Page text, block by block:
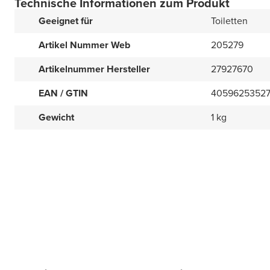
Geeignet für
Toiletten
Artikel Nummer Web
205279
Artikelnummer Hersteller
27927670
EAN / GTIN
Gewicht
1 kg